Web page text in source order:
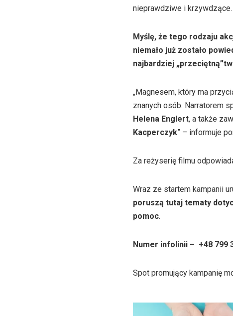
nieprawdziwe i krzywdzące.
Myślę, że tego rodzaju
niemało już zostało
najbardziej
„Magnesem, który ma
znanych osób. Narratorem
Helena Englert, a także
Kacperczyk” – informuje
Za reżyserię filmu
Wraz ze startem kampanii
poruszą tutaj tematy
pomoc.
Numer infolinii – +48 799
Spot promujący kampanię